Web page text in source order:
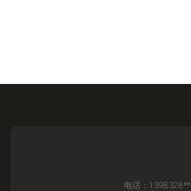
电话：1398328**